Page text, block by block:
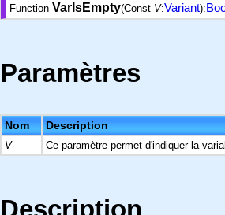
Function VarIsEmpty(Const V:Variant):
Paramètres
Nom Description
V Ce paramètre permet d'indiquer la
Description